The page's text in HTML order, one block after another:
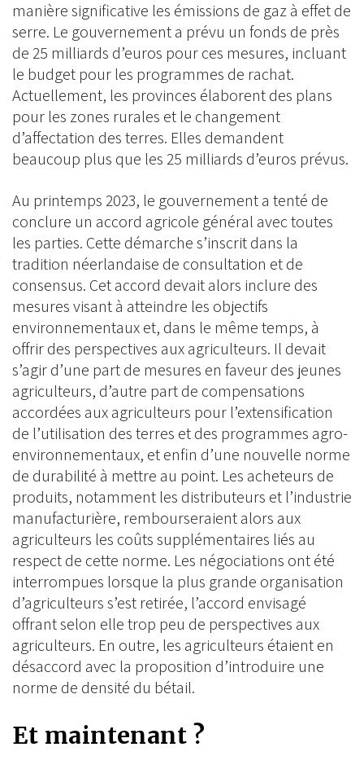
manière significative les émissions de gaz à effet de
serre. Le gouvernement a prévu un fonds de près
de 25 milliards d’euros pour ces mesures, incluant
le budget pour les programmes de rachat.
Actuellement, les provinces élaborent des plans
pour les zones rurales et le changement
d’affectation des terres. Elles demandent
beaucoup plus que les 25 milliards d’euros prévus.
Au printemps 2023, le gouvernement a tenté de
conclure un accord agricole général avec toutes
les parties. Cette démarche s’inscrit dans la
tradition néerlandaise de consultation et de
consensus. Cet accord devait alors inclure des
mesures visant à atteindre les objectifs
environnementaux et, dans le même temps, à
offrir des perspectives aux agriculteurs. Il devait
s’agir d’une part de mesures en faveur des jeunes
agriculteurs, d’autre part de compensations
accordées aux agriculteurs pour l’extensification
de l’utilisation des terres et des programmes agro-
environnementaux, et enfin d’une nouvelle norme
de durabilité à mettre au point. Les acheteurs de
produits, notamment les distributeurs et l’industrie
manufacturière, rembourseraient alors aux
agriculteurs les coûts supplémentaires liés au
respect de cette norme. Les négociations ont été
interrompues lorsque la plus grande organisation
d’agriculteurs s’est retirée, l’accord envisagé
offrant selon elle trop peu de perspectives aux
agriculteurs. En outre, les agriculteurs étaient en
désaccord avec la proposition d’introduire une
norme de densité du bétail.
Et maintenant ?